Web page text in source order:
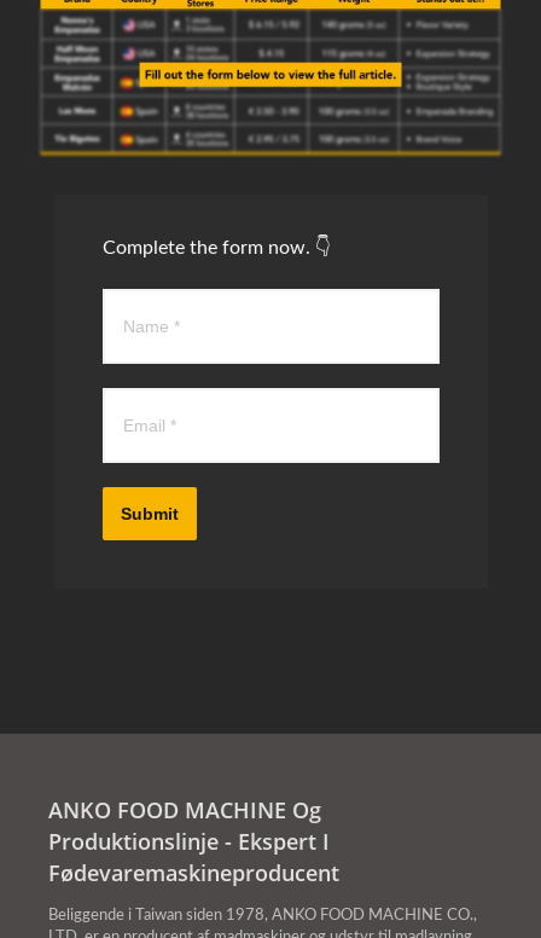
Complete the form now. 👇
Submit
ANKO FOOD MACHINE Og
Produktionslinje - Ekspert I
Fødevaremaskineproducent
Beliggende i Taiwan siden 1978, ANKO FOOD MACHINE CO.,